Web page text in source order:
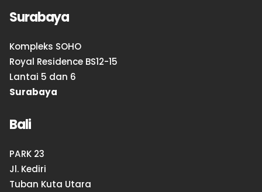
Surabaya
Kompleks SOHO
Royal Residence BS12-15
Lantai 5 dan 6
Surabaya
Bali
PARK 23
Jl. Kediri
Tuban Kuta Utara